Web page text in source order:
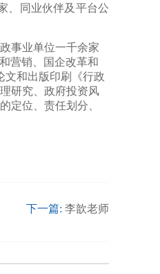
、同业伙伴及平台公
事业单位一千余家
营销、国企改革和
文和出版印刷《行政
研究、政府投资风
定位、责任划分、
下一篇: 李歆老师